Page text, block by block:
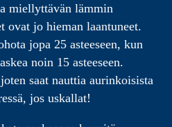
miellyttävän lämmin
ovat jo hieman laantuneet.
jopa 25 asteeseen, kun
noin 15 asteeseen.
saat nauttia aurinkoisista
jos uskallat!